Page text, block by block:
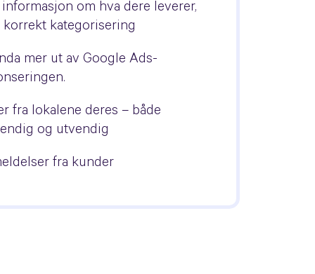
om hva dere leverer,
korrekt kategorisering
mer ut av Google Ads-
fra lokalene deres – både
og utvendig
fra kunder